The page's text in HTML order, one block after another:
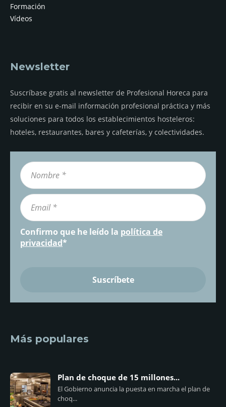
Formación
Vídeos
Newsletter
Suscríbase gratis al newsletter de Profesional Horeca para
recibir en su e-mail información profesional práctica y más
soluciones para todos los establecimientos hosteleros:
hoteles, restaurantes, bares y cafeterías, y colectividades.
Confirmo que he leído la política de
privacidad*
Más populares
Plan de choque de 15 millones...
El Gobierno anuncia la puesta en marcha el plan de
choq...